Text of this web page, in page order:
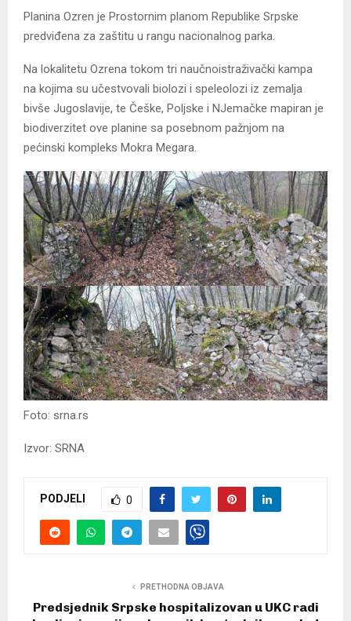
Planina Ozren je Prostornim planom Republike Srpske
predviđena za zaštitu u rangu nacionalnog parka.
Na lokalitetu Ozrena tokom tri naučnoistraživački kampa
na kojima su učestvovali biolozi i speleolozi iz zemalja
bivše Jugoslavije, te Češke, Poljske i NJemačke mapiran je
biodiverzitet ove planine sa posebnom pažnjom na
pećinski kompleks Mokra Megara.
Foto: srna.rs
Izvor: SRNA
PODJELI 0
PRETHODNA OBJAVA
Predsjednik Srpske hospitalizovan u UKC radi